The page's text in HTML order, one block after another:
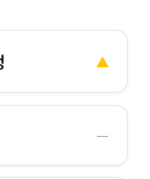
▲
―